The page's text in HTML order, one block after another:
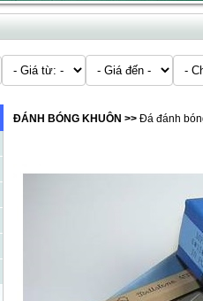
ĐÁNH BÓNG KHUÔN >> Đá đánh